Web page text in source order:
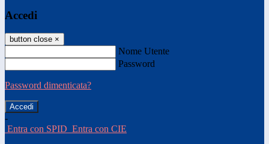
Accedi
button close ×
Nome Utente
Password
Password dimenticata?
-
Entra con SPID Entra con CIE